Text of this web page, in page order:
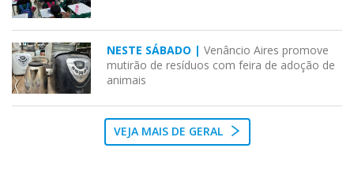
NESTE SÁBADO | Venâncio Aires promove
mutirão de resíduos com feira de adoção de
animais
VEJA MAIS DE GERAL